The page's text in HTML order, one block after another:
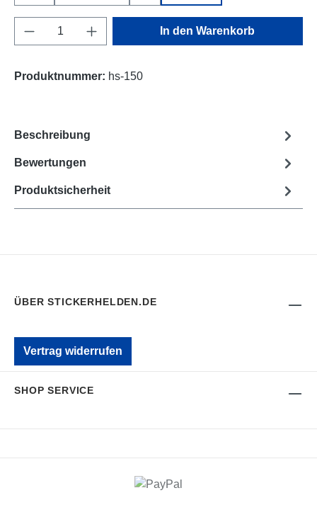
Produkt Anzahl: Gib den gewünschten
In den Warenkorb
Produktnummer: hs-150
Beschreibung
Bewertungen
Produktsicherheit
ÜBER STICKERHELDEN.DE
Vertrag widerrufen
SHOP SERVICE